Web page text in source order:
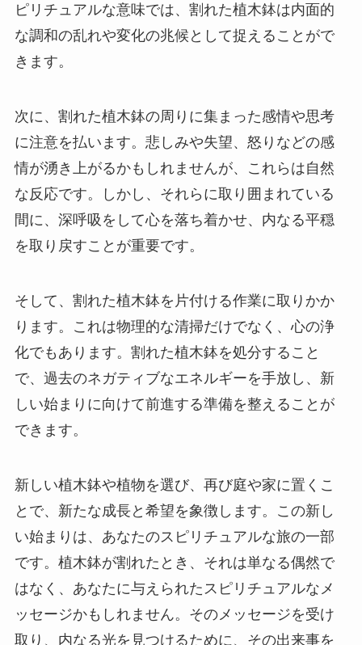
ピリチュアルな意味では、割れた植木鉢は内面的
な調和の乱れや変化の兆候として捉えることがで
きます。
次に、割れた植木鉢の周りに集まった感情や思考
に注意を払います。悲しみや失望、怒りなどの感
情が湧き上がるかもしれませんが、これらは自然
な反応です。しかし、それらに取り囲まれている
間に、深呼吸をして心を落ち着かせ、内なる平穏
を取り戻すことが重要です。
そして、割れた植木鉢を片付ける作業に取りかか
ります。これは物理的な清掃だけでなく、心の浄
化でもあります。割れた植木鉢を処分すること
で、過去のネガティブなエネルギーを手放し、新
しい始まりに向けて前進する準備を整えることが
できます。
新しい植木鉢や植物を選び、再び庭や家に置くこ
とで、新たな成長と希望を象徴します。この新し
い始まりは、あなたのスピリチュアルな旅の一部
です。植木鉢が割れたとき、それは単なる偶然で
はなく、あなたに与えられたスピリチュアルなメ
ッセージかもしれません。そのメッセージを受け
取り、内なる光を見つけるために、その出来事を